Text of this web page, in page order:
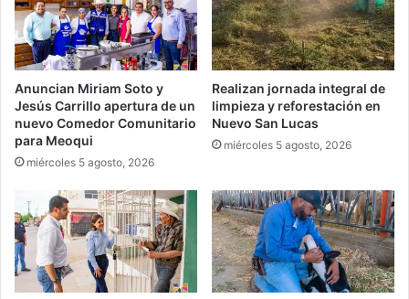
Anuncian Miriam Soto y
Jesús Carrillo apertura de un
nuevo Comedor Comunitario
para Meoqui
miércoles 5 agosto, 2026
Realizan jornada integral de
limpieza y reforestación en
Nuevo San Lucas
miércoles 5 agosto, 2026